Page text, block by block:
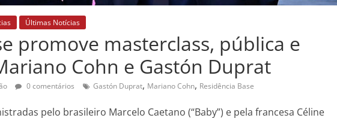
Últimas Notícias
promove masterclass, pública e
Cohn e Gastón Duprat
0 comentários Gastón Duprat, Mariano Cohn, Residência Base
pelo brasileiro Marcelo Caetano (“Baby”) e pela francesa Céline